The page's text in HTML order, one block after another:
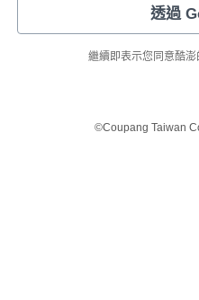
透過
繼續即表示您同意酷澎
©Coupang Taiwan